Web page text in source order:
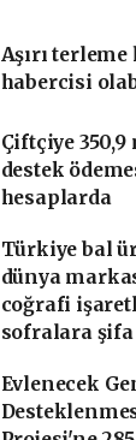
Aşırı terleme
habercisi
Çiftçiye
destek
hesaplarda
Türkiye bal
dünya
coğrafi
sofralara şifa
Evlenecek